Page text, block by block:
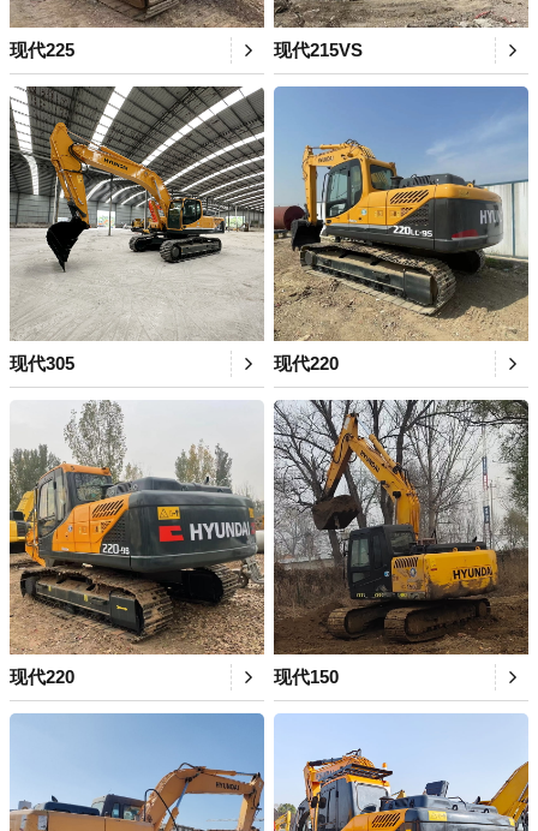
现代225 现代215VS
现代305 现代220
现代220 现代150